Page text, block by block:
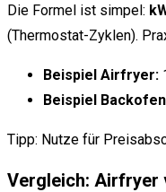
Die Formel ist simpel:
(Thermostat-Zyklen).
Beispiel Airfryer:
Beispiel
Tipp: Nutze für
Vergleich: Airfryer